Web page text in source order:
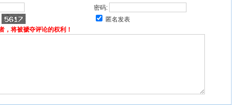
密码:
匿名发表
，将被褫夺评论的权利！